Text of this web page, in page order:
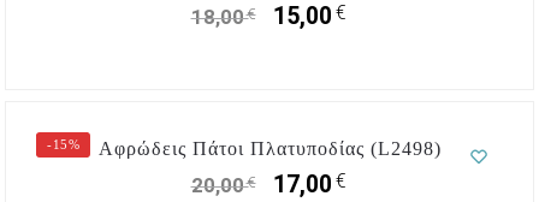
18,00€ 15,00€
-15% Αφρώδεις Πάτοι Πλατυποδίας (L2498)
20,00€ 17,00€